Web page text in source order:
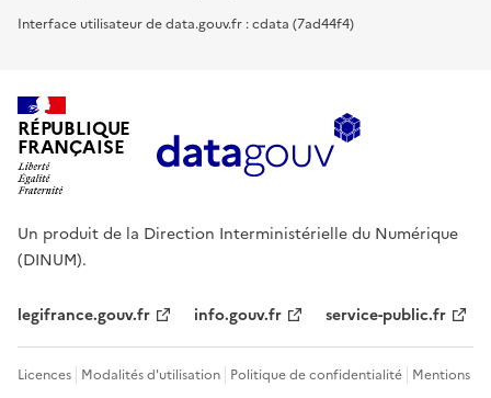
Interface utilisateur de data.gouv.fr : cdata (7ad44f4)
RÉPUBLIQUE
FRANÇAISE
Un produit de la Direction Interministérielle du Numérique
(DINUM).
legifrance.gouv.fr info.gouv.fr service-public.fr
Licences Modalités d'utilisation Politique de confidentialité Mentions